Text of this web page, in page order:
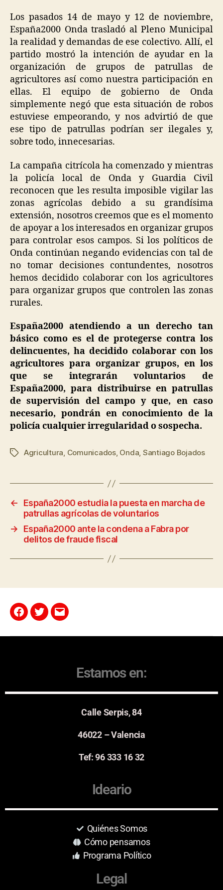
Los pasados 14 de mayo y 12 de noviembre,
España2000 Onda trasladó al Pleno Municipal
la realidad y demandas de ese colectivo. Allí, el
partido mostró la intención de ayudar en la
organización de grupos de patrullas de
agricultores así como nuestra participación en
ellas. El equipo de gobierno de Onda
simplemente negó que esta situación de robos
estuviese empeorando, y nos advirtió de que
ese tipo de patrullas podrían ser ilegales y,
sobre todo, innecesarias.
La campaña citrícola ha comenzado y mientras
la policía local de Onda y Guardia Civil
reconocen que les resulta imposible vigilar las
zonas agrícolas debido a su grandísima
extensión, nosotros creemos que es el momento
de apoyar a los interesados en organizar grupos
para controlar esos campos. Si los políticos de
Onda continúan negando evidencias con tal de
no tomar decisiones contundentes, nosotros
hemos decidido colaborar con los agricultores
para organizar grupos que controlen las zonas
rurales.
España2000 atendiendo a un derecho tan
básico como es el de protegerse contra los
delincuentes, ha decidido colaborar con los
agricultores para organizar grupos, en los
que se integrarán voluntarios de
España2000, para distribuirse en patrullas
de supervisión del campo y que, en caso
necesario, pondrán en conocimiento de la
policía cualquier irregularidad o sospecha.
Agricultura, Comunicados, Onda, Santiago Bojados
←
España2000 estudia la puesta en marcha de
patrullas agrícolas de voluntarios
→
España2000 ante la condena a Fabra por
delitos de fraude fiscal
Estamos en:
Calle Serpis, 84
46022 – Valencia
Tef: 96 333 16 32
Ideario
Quiénes Somos
Cómo pensamos
Programa Político
Legal